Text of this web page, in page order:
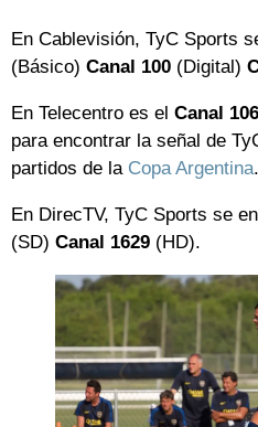
En Cablevisión, TyC Sports
(Básico) Canal 100 (Digital)
En Telecentro es el Canal 106
para encontrar la señal de
partidos de la Copa Argentina.
En DirecTV, TyC Sports se
(SD) Canal 1629 (HD).